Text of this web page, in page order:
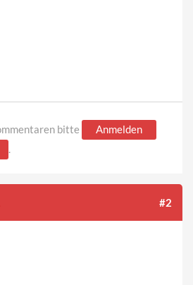
bitte
Anmelden
.
#2